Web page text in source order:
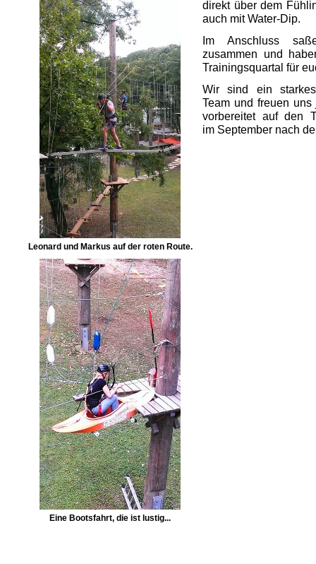
Leonard und Markus auf der roten Route.
Eine Bootsfahrt, die ist lustig...
direkt über dem
auch mit Water-Dip.
Im Anschluss
zusammen und
Trainingsquartal für
Wir sind ein
Team und freuen
vorbereitet auf den
im September nach